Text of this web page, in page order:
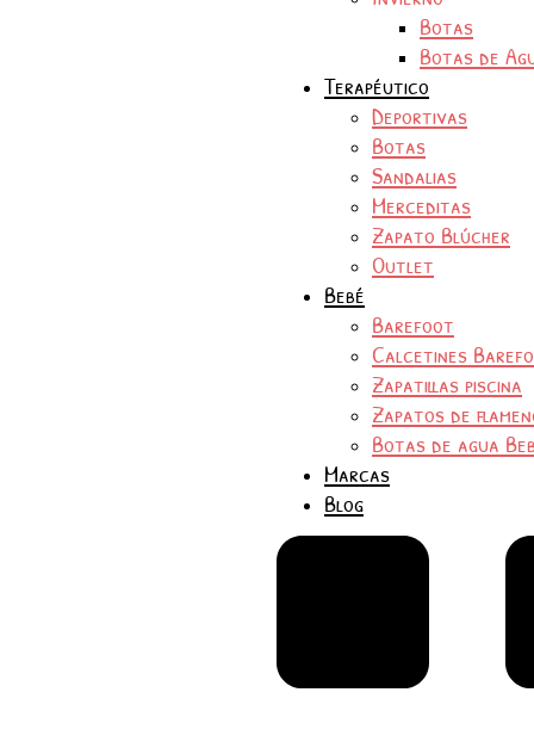
Botas
Botas de
Terapéutico
Deportivas
Botas
Sandalias
Merceditas
Zapato Blúcher
Outlet
Bebé
Barefoot
Calcetines
Zapatillas piscina
Zapatos de
Botas de agua
Marcas
Blog